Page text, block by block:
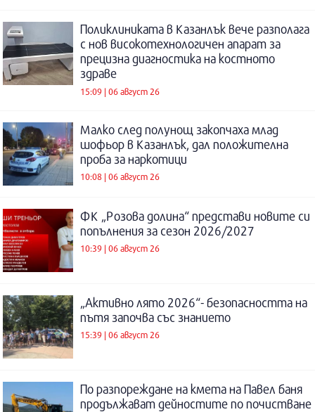
Поликлиниката в Казанлък вече разполага
с нов високотехнологичен апарат за
прецизна диагностика на костното
здраве
15:09 | 06 август 26
Малко след полунощ закопчаха млад
шофьор в Казанлък, дал положителна
проба за наркотици
10:08 | 06 август 26
ФК „Розова долина“ представи новите си
попълнения за сезон 2026/2027
10:39 | 06 август 26
„Активно лято 2026“- безопасността на
пътя започва със знанието
15:39 | 06 август 26
По разпореждане на кмета на Павел баня
продължават дейностите по почистване